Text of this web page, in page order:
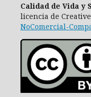
Calidad de Vida y
licencia de
NoComercial-